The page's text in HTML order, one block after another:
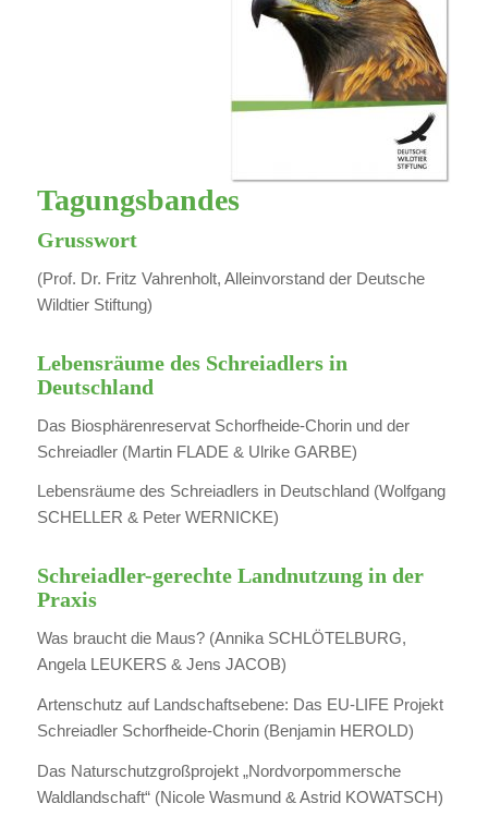
Tagungsbandes
Grusswort
(Prof. Dr. Fritz Vahrenholt, Alleinvorstand der Deutsche
Wildtier Stiftung)
Lebensräume des Schreiadlers in
Deutschland
Das Biosphärenreservat Schorfheide-Chorin und der
Schreiadler (Martin FLADE & Ulrike GARBE)
Lebensräume des Schreiadlers in Deutschland (Wolfgang
SCHELLER & Peter WERNICKE)
Schreiadler-gerechte Landnutzung in der
Praxis
Was braucht die Maus? (Annika SCHLÖTELBURG,
Angela LEUKERS & Jens JACOB)
Artenschutz auf Landschaftsebene: Das EU-LIFE Projekt
Schreiadler Schorfheide-Chorin (Benjamin HEROLD)
Das Naturschutzgroßprojekt „Nordvorpommersche
Waldlandschaft“ (Nicole Wasmund & Astrid KOWATSCH)